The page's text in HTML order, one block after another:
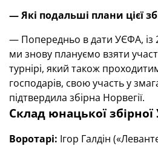
—Які подальші плани цієї
— Попередньо в дати УЄФА, із
ми знову плануємо взяти
турнірі, який також
господарів, свою участь у
підтвердила збірна Норвегії.
Склад юнацької збірної
Воротарі: Ігор Галдін